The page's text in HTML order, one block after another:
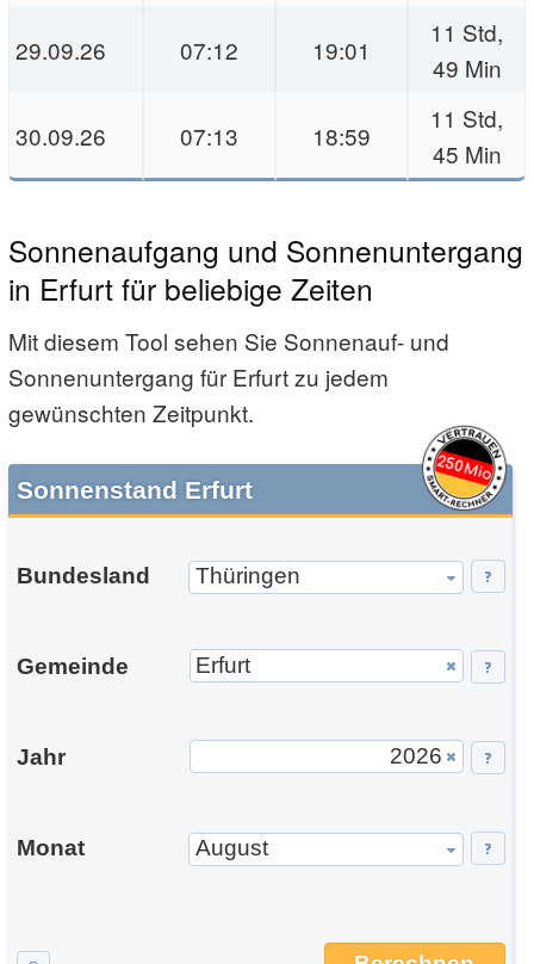
29.09.26 07:12 19:01
11 Std,
49 Min
30.09.26 07:13 18:59
11 Std,
45 Min
Sonnenaufgang und Sonnenuntergang
in Erfurt für beliebige Zeiten
Mit diesem Tool sehen Sie Sonnenauf- und
Sonnenuntergang für Erfurt zu jedem
gewünschten Zeitpunkt.
Sonnenstand Erfurt
Bundesland Thüringen
Gemeinde
Jahr
Monat August